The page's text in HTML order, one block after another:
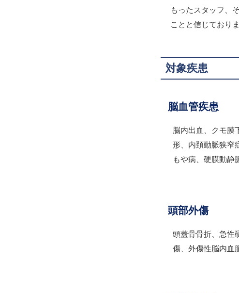
もったスタッフ、
ことと信じておりま
対象疾患
脳血管疾患
脳内出血、クモ膜
形、内頚動脈狭窄
もや病、硬膜動静
頭部外傷
頭蓋骨骨折、急性
傷、外傷性脳内血